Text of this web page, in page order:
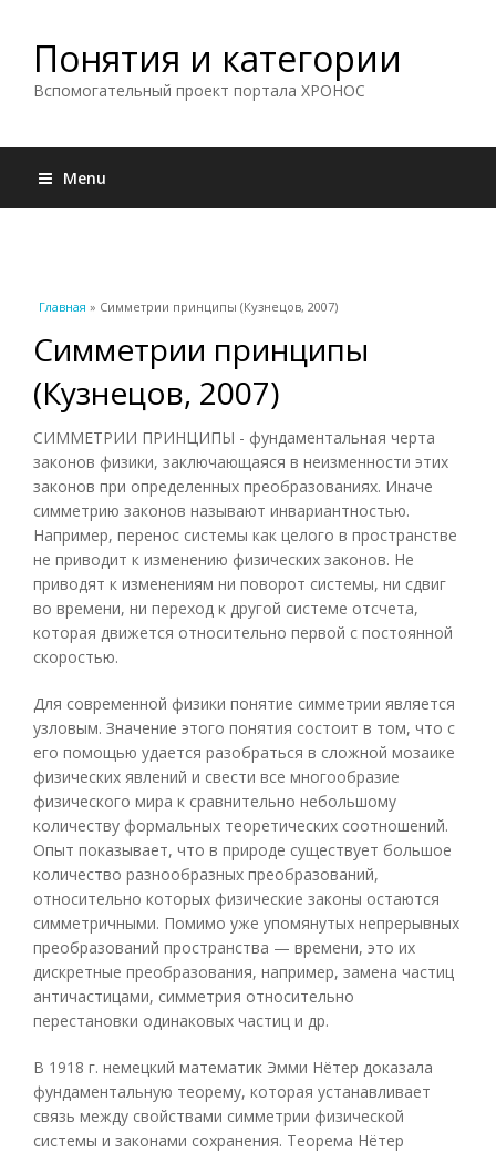
Понятия и категории
Вспомогательный проект портала ХРОНОС
Menu
Вы здесь
Главная » Симметрии принципы (Кузнецов, 2007)
Симметрии принципы
(Кузнецов, 2007)
СИММЕТРИИ ПРИНЦИПЫ - фундаментальная черта
законов физики, заключающаяся в неизменности этих
законов при определенных преобразованиях. Иначе
симметрию законов называют инвариантностью.
Например, перенос системы как целого в пространстве
не приводит к изменению физических законов. Не
приводят к изменениям ни поворот системы, ни сдвиг
во времени, ни переход к другой системе отсчета,
которая движется относительно первой с постоянной
скоростью.
Для современной физики понятие симметрии является
узловым. Значение этого понятия состоит в том, что с
его помощью удается разобраться в сложной мозаике
физических явлений и свести все многообразие
физического мира к сравнительно небольшому
количеству формальных теоретических соотношений.
Опыт показывает, что в природе существует большое
количество разнообразных преобразований,
относительно которых физические законы остаются
симметричными. Помимо уже упомянутых непрерывных
преобразований пространства — времени, это их
дискретные преобразования, например, замена частиц
античастицами, симметрия относительно
перестановки одинаковых частиц и др.
В 1918 г. немецкий математик Эмми Нётер доказала
фундаментальную теорему, которая устанавливает
связь между свойствами симметрии физической
системы и законами сохранения. Теорема Нётер